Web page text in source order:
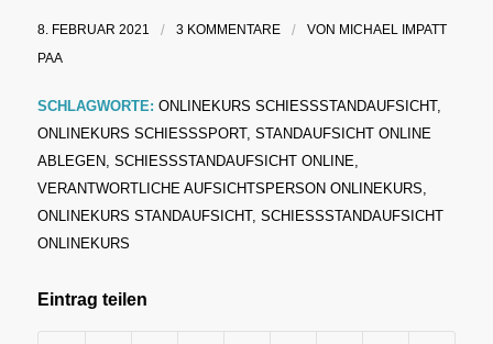
8. FEBRUAR 2021 / 3 KOMMENTARE / VON MICHAEL IMPATT
PAA
SCHLAGWORTE: ONLINEKURS SCHIESSSTANDAUFSICHT ,
ONLINEKURS SCHIESSSPORT , STANDAUFSICHT ONLINE
ABLEGEN, SCHIESSSTANDAUFSICHT ONLINE
,
VERANTWORTLICHE AUFSICHTSPERSON ONLINEKURS,
ONLINEKURS STANDAUFSICHT, SCHIESSSTANDAUFSICHT O
NLINEKURS
Eintrag teilen